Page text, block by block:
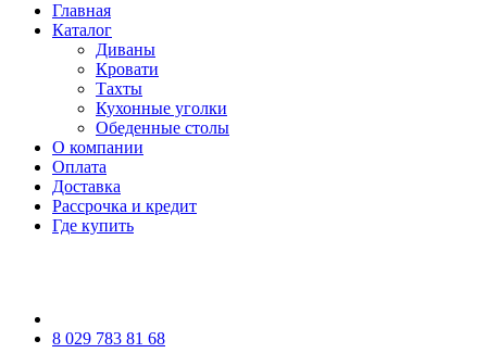
Главная
Каталог
Диваны
Кровати
Тахты
Кухонные уголки
Обеденные столы
О компании
Оплата
Доставка
Рассрочка и кредит
Где купить
8 029 783 81 68